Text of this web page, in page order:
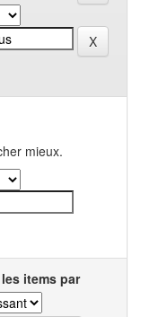
mieux.
items par